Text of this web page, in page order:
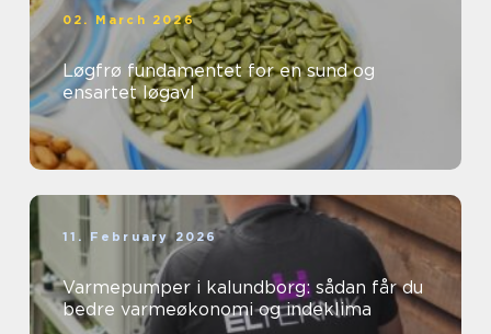
02. March 2026
Løgfrø fundamentet for en sund og
ensartet løgavl
11. February 2026
Varmepumper i kalundborg: sådan får du
bedre varmeøkonomi og indeklima